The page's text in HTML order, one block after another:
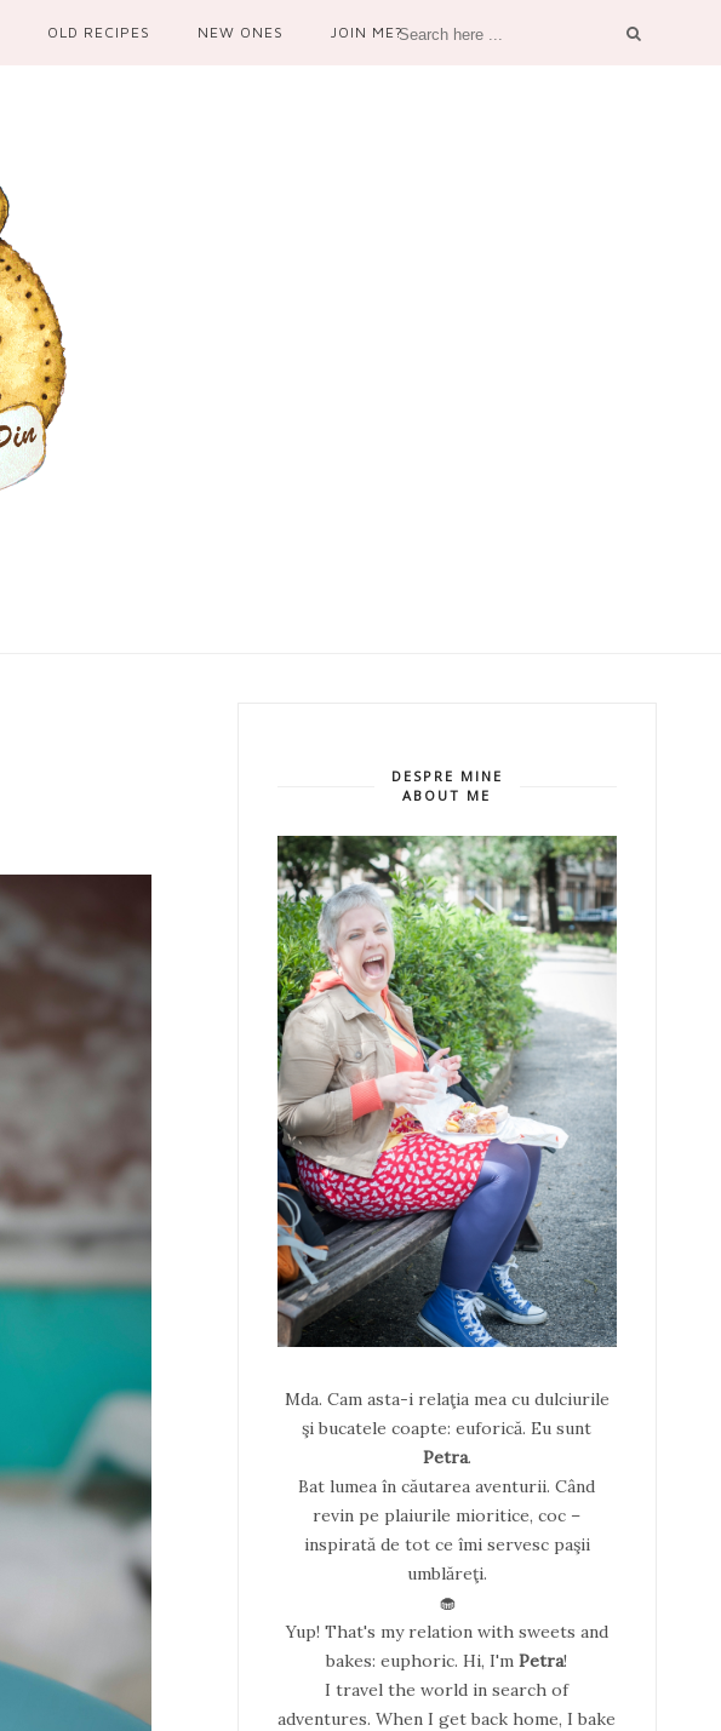
OLD RECIPES NEW ONES JOIN ME?
DESPRE MINE
ABOUT ME
Mda. Cam asta-i relaţia mea cu dulciurile
şi bucatele coapte: euforică. Eu sunt
Petra.
Bat lumea în căutarea aventurii. Când
revin pe plaiurile mioritice, coc –
inspirată de tot ce îmi servesc paşii
umblăreţi.
🧁
Yup! That's my relation with sweets and
bakes: euphoric. Hi, I'mPetra!
I travel the world in search of
adventures. When I get back home, I bake